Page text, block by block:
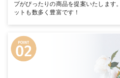
プがぴったりの商品を提案いたします
ットも数多く豊富です！